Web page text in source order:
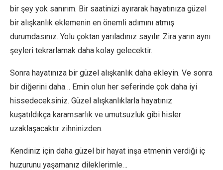
bir şey yok sanırım. Bir saatinizi ayırarak hayatınıza güzel
bir alışkanlık eklemenin en önemli adımını atmış
durumdasınız. Yolu çoktan yarıladınız sayılır. Zira yarın aynı
şeyleri tekrarlamak daha kolay gelecektir.
Sonra hayatınıza bir güzel alışkanlık daha ekleyin. Ve sonra
bir diğerini daha… Emin olun her seferinde çok daha iyi
hissedeceksiniz. Güzel alışkanlıklarla hayatınız
kuşatıldıkça karamsarlık ve umutsuzluk gibi hisler
uzaklaşacaktır zihninizden.
Kendiniz için daha güzel bir hayat inşa etmenin verdiği iç
huzurunu yaşamanız dileklerimle…